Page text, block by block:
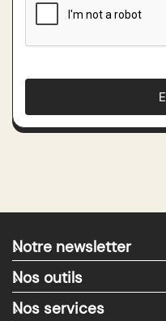
>
Notre newsletter
>
Nos outils
>
Nos services